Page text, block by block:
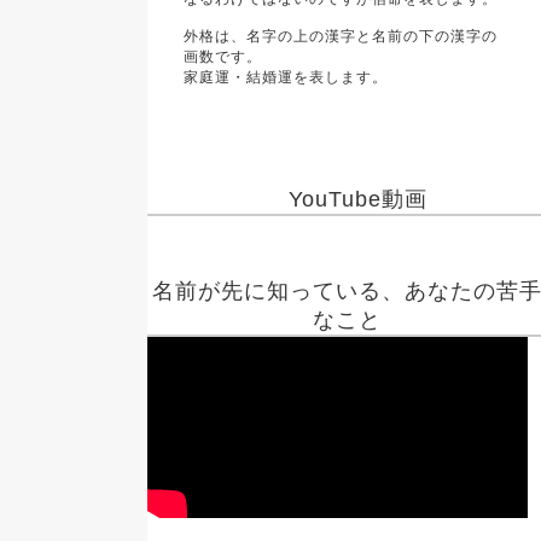
外格は、名字の上の漢字と名前の下の漢字の
画数です。
家庭運・結婚運を表します。
YouTube動画
名前が先に知っている、あなたの苦手
なこと